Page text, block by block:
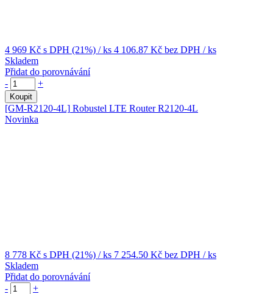
4 969 Kč s DPH (21%) / ks 4 106.87 Kč bez DPH / ks
Skladem
Přidat do porovnávání
-
+
Koupit
[GM-R2120-4L] Robustel LTE Router R2120-4L
Novinka
8 778 Kč s DPH (21%) / ks 7 254.50 Kč bez DPH / ks
Skladem
Přidat do porovnávání
-
+